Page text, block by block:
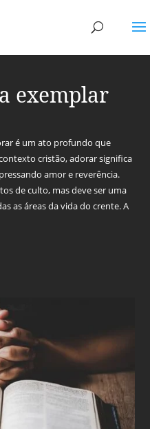
exemplar
é um ato profundo que
cristão, adorar significa
amor e reverência.
de culto, mas deve ser uma
as áreas da vida do crente. A